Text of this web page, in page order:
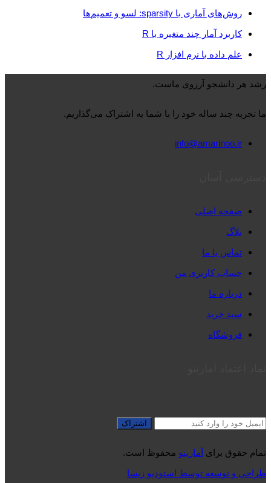
روش‌های آماری با sparsity: لسو و تعمیم‌ها
کاربرد آمار چند متغیره با R
علم داده با نرم افزار R
رشد هر دانشجو آرزوی ماست.
ما تجربه چند ساله خود را با شما به اشتراک می‌گذاریم.
info@amarinoo.ir
صفحه اصلی
بلاگ
تماس با ما
حساب کاربری من
درباره ما
سبد خرید
فروشگاه
تمام حقوق برای آمارینو محفوظ است.
طراحی و توسعه توسط استودیو زیسا